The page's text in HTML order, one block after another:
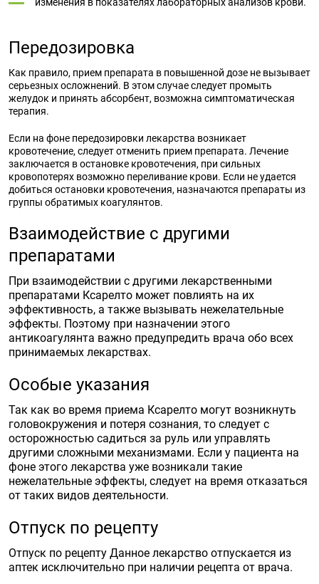
Передозировка
Как правило, прием препарата в повышенной дозе не вызывает
серьезных осложнений. В этом случаеследует промыть
желудок и принять абсорбент, возможна симптоматическая
терапия.
Если на фоне передозировки лекарства возникает
кровотечение, следуетотменить прием препарата. Лечение
заключается в остановке кровотечения, при сильных
кровопотерях возможно переливание крови. Если не удается
добиться остановки кровотечения, назначаются препараты из
группы обратимых коагулянтов.
Взаимодействие с другими
препаратами
При взаимодействии с другими лекарственными
препаратами Ксарелто может повлиять на их
эффективность, а также вызывать нежелательные
эффекты. Поэтому при назначении этого
антикоагулянта важно предупредить врача обо всех
принимаемых лекарствах.
Особые указания
Так как во время приема Ксарелто могут возникнуть
головокружения и потеря сознания, то следует с
осторожностью садиться за руль или управлять
другими сложными механизмами. Если у пациента на
фоне этого лекарства уже возникали такие
нежелательные эффекты, следует на время отказаться
от таких видов деятельности.
Отпуск по рецепту
Отпуск по рецепту Данное лекарство отпускается из
аптек исключительно при наличии рецепта от врача.